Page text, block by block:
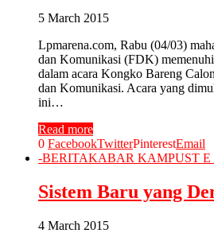
5 March 2015
Lpmarena.com, Rabu (04/03)
dan Komunikasi (FDK)
dalam acara Kongko Bareng
dan Komunikasi. Acara yang
ini…
Read more
0 FacebookTwitterPinterestEmail
-BERITAKABAR KAMPUST E
Sistem Baru yang
4 March 2015